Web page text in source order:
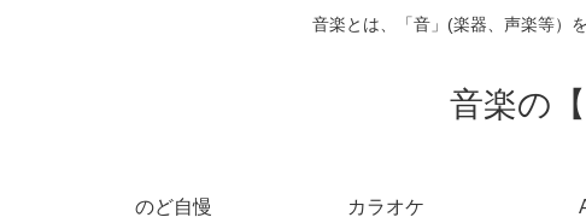
音楽とは、「音」(楽器、声楽等）
音楽の
のど自慢 カラオケ